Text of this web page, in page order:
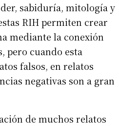
sabiduría, mitología y
RIH permiten crear
mediante la conexión
pero cuando esta
falsos, en relatos
negativas son a gran
de muchos relatos